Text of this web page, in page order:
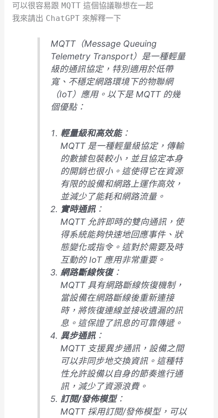
可以很容易跟 MQTT這個協議聯想在一起
我來請出 ChatGPT來解釋一下
MQTT（Message Queuing
Telemetry Transport）是一種輕量
級的通訊協定，特別適用於低帶
寬、不穩定網路環境下的物聯網
（IoT）應用。以下是 MQTT 的幾
個優點：
輕量級和高效能：
MQTT 是一種輕量級協定，傳輸
的數據包裝較小，並且協定本身
的開銷也很小。這使得它在資源
有限的設備和網路上運作高效，
並減少了能耗和網路流量。
實時通訊：
MQTT 允許即時的雙向通訊，使
得系統能夠快速地回應事件、狀
態變化或指令。這對於需要及時
互動的 IoT 應用非常重要。
網路斷線恢復：
MQTT 具有網路斷線恢復機制，
當設備在網路斷線後重新連接
時，將恢復連線並接收遺漏的訊
息。這保證了訊息的可靠傳遞。
異步通訊：
MQTT 支援異步通訊，設備之間
可以非同步地交換資訊。這種特
性允許設備以自身的節奏進行通
訊，減少了資源浪費。
訂閱/發佈模型：
MQTT 採用訂閱/發佈模型，可以